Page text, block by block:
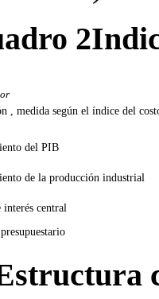
2
, medida según el índice del
del PIB
de la producción industrial
interés central